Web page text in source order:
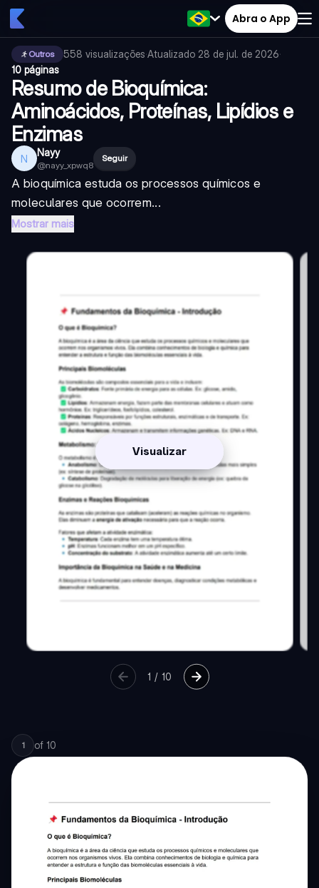
Abra o App
Outros 558 visualizações·Atualizado 28 de jul. de 2026·
10 páginas
Resumo de Bioquímica:
Aminoácidos, Proteínas, Lipídios e
Enzimas
N Nayy
@nayy_xpwq8
Seguir
A bioquímica estuda os processos químicos e
moleculares que ocorrem...
Mostrar mais
Visualizar
1 / 10
1 of 10